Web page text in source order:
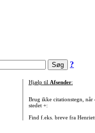
?
Hjælp til Afsender:
Brug ikke citationstegn, når
stedet +:
Find f.eks. breve fra